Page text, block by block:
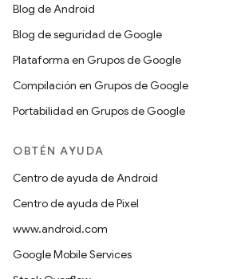
Blog de Android
Blog de seguridad de Google
Plataforma en Grupos de Google
Compilación en Grupos de Google
Portabilidad en Grupos de Google
OBTÉN AYUDA
Centro de ayuda de Android
Centro de ayuda de Pixel
www.android.com
Google Mobile Services